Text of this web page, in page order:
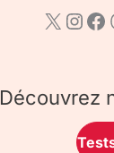
Découvrez